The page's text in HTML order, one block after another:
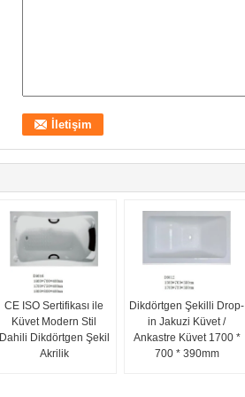
CE ISO Sertifikası ile
Küvet Modern Stil
Dahili Dikdörtgen Şekil
Akrilik
Dikdörtgen Şekilli Drop-
in Jakuzi Küvet /
Ankastre Küvet 1700 *
700 * 390mm